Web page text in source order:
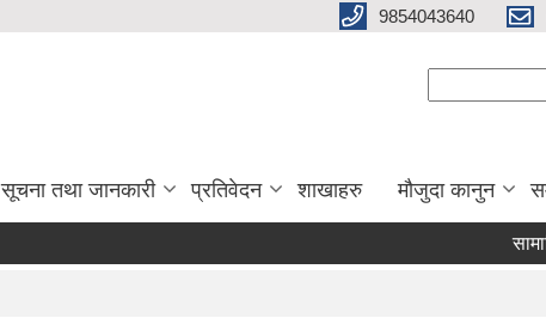
9854043640
सूचना तथा जानकारी प्रतिवेदन शाखाहरु मौजुदा कानुन